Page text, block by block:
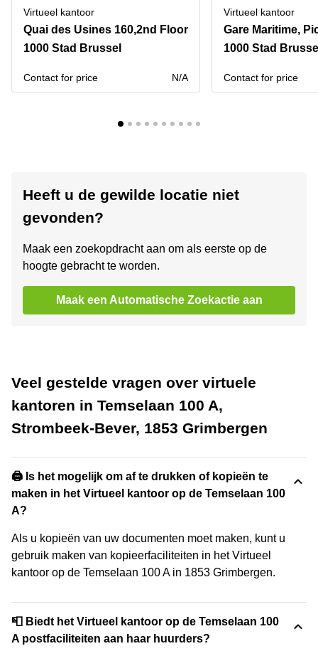
Virtueel kantoor
Quai des Usines 160,2nd Floor
1000 Stad Brussel
Contact for price N/A
Virtueel kantoor
1000 Stad
Contact for price
Heeft u de gewilde locatie niet
gevonden?
Maak een zoekopdracht aan om als eerste op de
hoogte gebracht te worden.
Maak een Automatische Zoekactie aan
Veel gestelde vragen over virtuele
kantoren in Temselaan 100 A,
Strombeek-Bever, 1853 Grimbergen
🖨️ Is het mogelijk om af te drukken of kopieën te
maken in het Virtueel kantoor op de Temselaan 100
A?
Als u kopieën van uw documenten moet maken, kunt u
gebruik maken van kopieerfaciliteiten in het Virtueel
kantoor op de Temselaan 100 A in 1853 Grimbergen.
📮 Biedt het Virtueel kantoor op de Temselaan 100
A postfaciliteiten aan haar huurders?